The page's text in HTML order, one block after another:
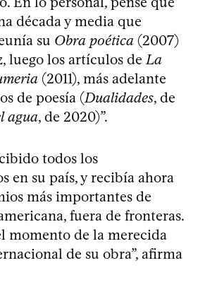
década y media que
su Obra poética (2007)
luego los artículos de La
(2011), más adelante
de poesía (Dualidades, de
agua, de 2020)”.
todos los
en su país, y recibía ahora
más importantes de
fuera de fronteras.
momento de la merecida
de su obra”, afirma